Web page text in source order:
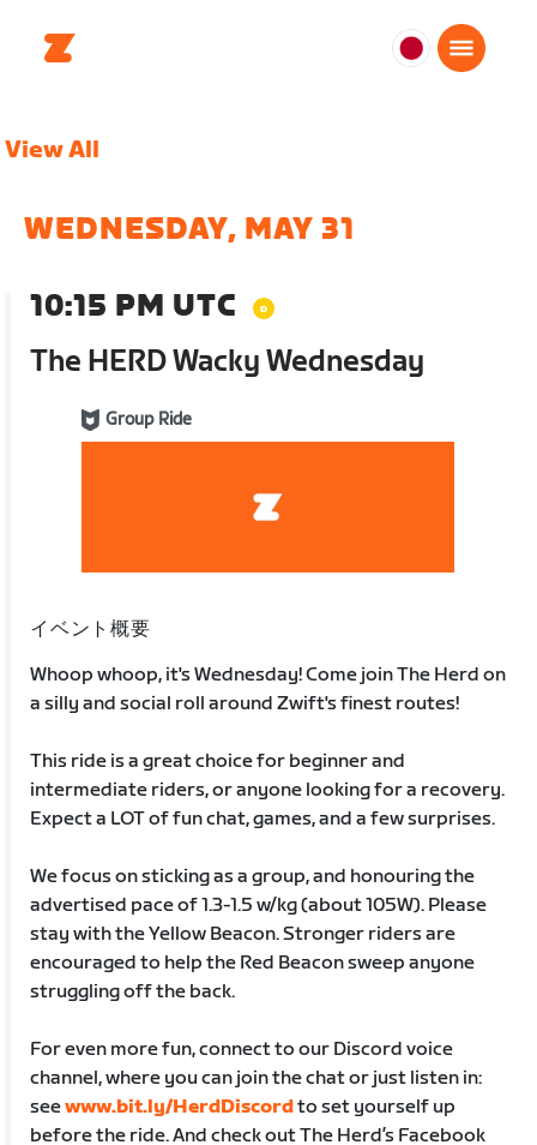
日
View All
WEDNESDAY, MAY 31
10:15 PM UTC
The HERD Wacky Wednesday
Group Ride
イベント概要
Whoop whoop, it's Wednesday! Come join The Herd on
a silly and social roll around Zwift's finest routes!
This ride is a great choice for beginner and
intermediate riders, or anyone looking for a recovery.
Expect a LOT of fun chat, games, and a few surprises.
We focus on sticking as a group, and honouring the
advertised pace of 1.3-1.5 w/kg (about 105W). Please
stay with the Yellow Beacon. Stronger riders are
encouraged to help the Red Beacon sweep anyone
struggling off the back.
For even more fun, connect to our Discord voice
channel, where you can join the chat or just listen in:
seewww.bit.ly/HerdDiscordto set yourself up
before the ride. And check out The Herd’s Facebook